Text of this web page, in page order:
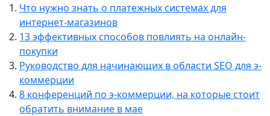
Что нужно знать о платежных системах для
интернет-магазинов
13 эффективных способов повлиять на онлайн-
покупки
Руководство для начинающих в области SEO для э-
коммерции
8 конференций по э-коммерции, на которые стоит
обратить внимание в мае